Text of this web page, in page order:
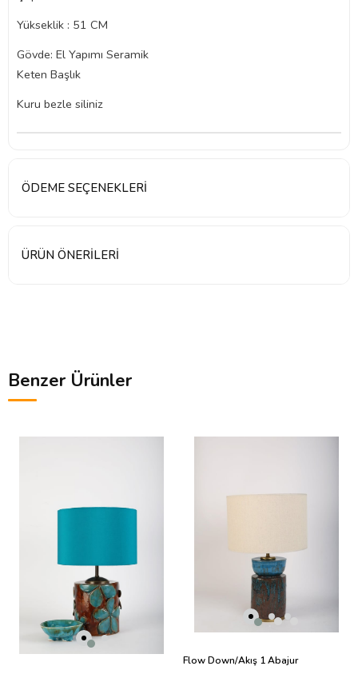
Yükseklik : 51 CM
Gövde: El Yapımı Seramik
Keten Başlık
Kuru bezle siliniz
ÖDEME SEÇENEKLERI
ÜRÜN ÖNERILERI
Benzer Ürünler
Flow Down/Akış 1 Abajur